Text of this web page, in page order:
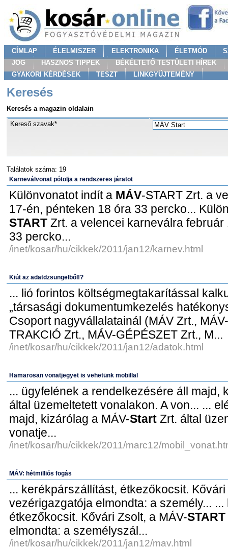
CÍMLAP ÉLELMISZER ELEKTRONIKA ÉLETMÓD
JOG
HASZNOS TIPPEK
BÉKÉLTETŐ TESTÜLETI HÍREK
GYAKORI KÉRDÉSEK
TESZT LINKGYÜJTEMÉNY
Keresés
Keresés a magazin oldalain
Kereső szavak*
Találatok száma: 19
Karneválvonat pótolja a rendszeres járatot
Különvonatot indít a MÁV-START Zrt. a
17-én, pénteken 18 óra 33 percko...
START Zrt. a velencei karneválra
33 percko...
/inet/kosar/hu/cikkek/2011/jan12/karnev.html
Kiút az adatdzsungelből!?
... lió forintos költségmegtakarítással
„társasági dokumentumkezelés
Csoport nagyvállalatainál (MÁV Zrt., MÁV-
TRAKCIÓ Zrt., MÁV-GÉPÉSZET Zrt., M...
/inet/kosar/hu/cikkek/2011/jan12/adatok.html
Hamarosan vonatjegyet is vehetünk mobillal
... ügyfelének a rendelkezésére áll majd,
által üzemeltetett vonalakon. A von... ...
majd, kizárólag a MÁV-Start Zrt. által
vonatje...
/inet/kosar/hu/cikkek/2011/marc12/
MÁV: hétmilliós fogás
... kerékpárszállítást, étkezőkocsit.
vezérigazgatója elmondta: a személy...
étkezőkocsit. Kővári Zsolt, a MÁV-START
elmondta: a személyszál...
/inet/kosar/hu/cikkek/2011/jan12/mav.html